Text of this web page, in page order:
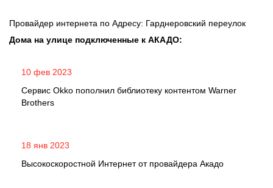
Провайдер интернета по Адресу: Гарднеровский переулок
Дома на улице подключенные к АКАДО:
10 фев 2023
Сервис Okko пополнил библиотеку контентом Warner
Brothers
18 янв 2023
Высокоскоростной Интернет от провайдера Акадо